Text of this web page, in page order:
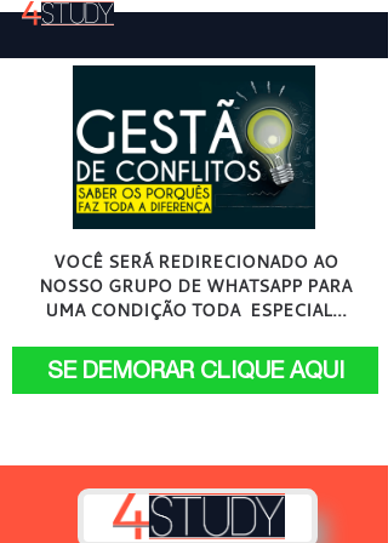
VOCÊ SERÁ REDIRECIONADO AO
NOSSO GRUPO DE WHATSAPP PARA
UMA CONDIÇÃO TODA ESPECIAL...
SE DEMORAR CLIQUE AQUI